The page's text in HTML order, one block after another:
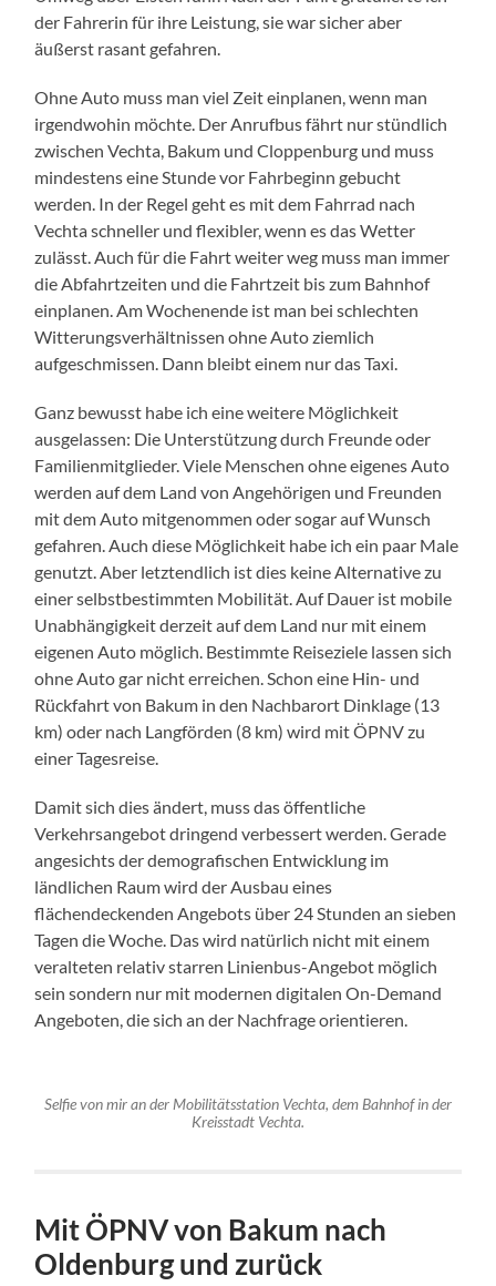
der Fahrerin für ihre Leistung, sie war sicher aber
äußerst rasant gefahren.
Ohne Auto muss man viel Zeit einplanen, wenn man
irgendwohin möchte. Der Anrufbus fährt nur stündlich
zwischen Vechta, Bakum und Cloppenburg und muss
mindestens eine Stunde vor Fahrbeginn gebucht
werden. In der Regel geht es mit dem Fahrrad nach
Vechta schneller und flexibler, wenn es das Wetter
zulässt. Auch für die Fahrt weiter weg muss man immer
die Abfahrtzeiten und die Fahrtzeit bis zum Bahnhof
einplanen. Am Wochenende ist man bei schlechten
Witterungsverhältnissen ohne Auto ziemlich
aufgeschmissen. Dann bleibt einem nur das Taxi.
Ganz bewusst habe ich eine weitere Möglichkeit
ausgelassen: Die Unterstützung durch Freunde oder
Familienmitglieder. Viele Menschen ohne eigenes Auto
werden auf dem Land von Angehörigen und Freunden
mit dem Auto mitgenommen oder sogar auf Wunsch
gefahren. Auch diese Möglichkeit habe ich ein paar Male
genutzt. Aber letztendlich ist dies keine Alternative zu
einer selbstbestimmten Mobilität. Auf Dauer ist mobile
Unabhängigkeit derzeit auf dem Land nur mit einem
eigenen Auto möglich. Bestimmte Reiseziele lassen sich
ohne Auto gar nicht erreichen. Schon eine Hin- und
Rückfahrt von Bakum in den Nachbarort Dinklage (13
km) oder nach Langförden (8 km) wird mit ÖPNV zu
einer Tagesreise.
Damit sich dies ändert, muss das öffentliche
Verkehrsangebot dringend verbessert werden. Gerade
angesichts der demografischen Entwicklung im
ländlichen Raum wird der Ausbau eines
flächendeckenden Angebots über 24 Stunden an sieben
Tagen die Woche. Das wird natürlich nicht mit einem
veralteten relativ starren Linienbus-Angebot möglich
sein sondern nur mit modernen digitalen On-Demand
Angeboten, die sich an der Nachfrage orientieren.
Selfie von mir an der Mobilitätsstation Vechta, dem Bahnhof in der
Kreisstadt Vechta.
Mit ÖPNV von Bakum nach
Oldenburg und zurück